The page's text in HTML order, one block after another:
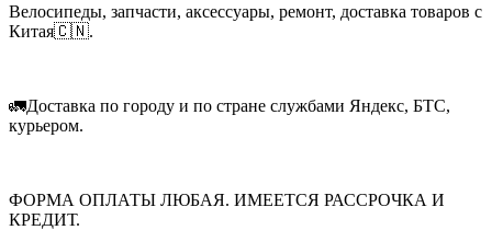
Велосипеды, запчасти, аксессуары, ремонт, доставка товаров с
Китая🇨🇳.
🚛Доставка по городу и по стране службами Яндекс, БТС,
курьером.
ФОРМА ОПЛАТЫ ЛЮБАЯ. ИМЕЕТСЯ РАССРОЧКА И
КРЕДИТ.